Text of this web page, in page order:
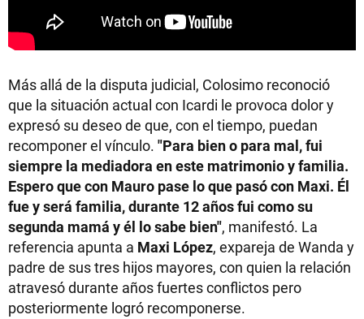
Más allá de la disputa judicial, Colosimo reconoció
que la situación actual con Icardi le provoca dolor y
expresó su deseo de que, con el tiempo, puedan
recomponer el vínculo. "Para bien o para mal, fui
siempre la mediadora en este matrimonio y familia.
Espero que con Mauro pase lo que pasó con Maxi. Él
fue y será familia, durante 12 años fui como su
segunda mamá y él lo sabe bien", manifestó. La
referencia apunta a Maxi López, expareja de Wanda y
padre de sus tres hijos mayores, con quien la relación
atravesó durante años fuertes conflictos pero
posteriormente logró recomponerse.